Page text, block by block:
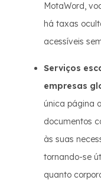
MotaWord,
há taxas
acessíveis
Serviços
empresas
única página
documentos
às suas
tornando-se
quanto